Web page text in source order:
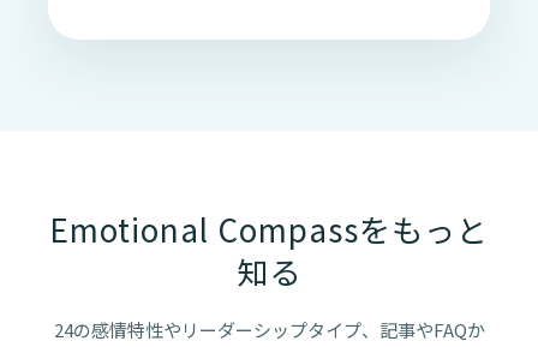
Emotional Compassをもっと
知る
24の感情特性やリーダーシップタイプ、記事やFAQか